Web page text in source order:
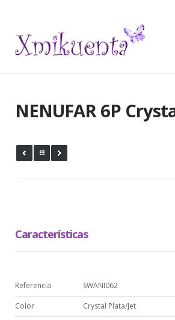
NENUFAR 6P
Características
Referencia
SWANI062
Color
Crystal Plata/Jet